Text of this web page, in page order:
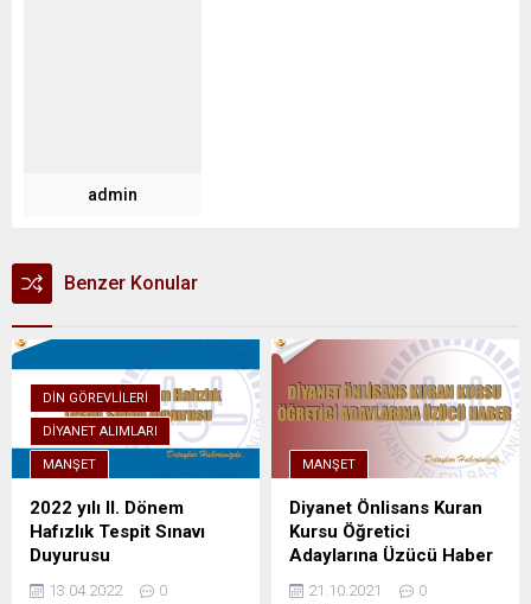
admin
Benzer Konular
DIN GÖREVLILERI
DIYANET ALIMLARI
MANŞET
2022 yılı II. Dönem
Hafızlık Tespit Sınavı
Duyurusu
13.04.2022
0
MANŞET
Diyanet Önlisans Kuran
Kursu Öğretici
Adaylarına Üzücü Haber
21.10.2021
0